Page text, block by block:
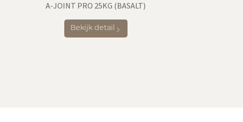
A-JOINT PRO 25KG (BASALT)
Bekijk detail